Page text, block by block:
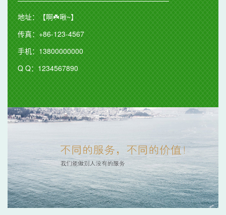
地址：【啊☘️啾~】
传真：+86-123-4567
手机：13800000000
Q Q：1234567890